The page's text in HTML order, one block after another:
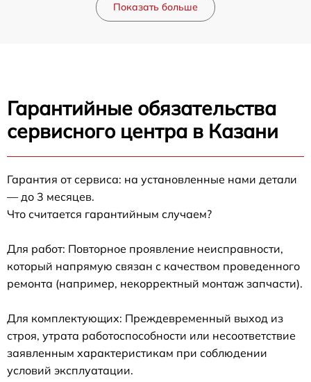
Показать больше
Гарантийные обязательства
сервисного центра в Казани
Гарантия от сервиса: на установленные нами детали
— до 3 месяцев.
Что считается гарантийным случаем?
Для работ: Повторное проявление неисправности,
который напрямую связан с качеством проведенного
ремонта (например, некорректный монтаж запчасти).
Для комплектующих: Преждевременный выход из
строя, утрата работоспособности или несоответствие
заявленным характеристикам при соблюдении
условий эксплуатации.